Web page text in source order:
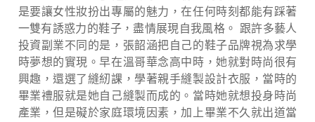
是要讓女性妝扮出專屬的魅力，在任何時刻都能有踩著
一雙有誘惑力的鞋子，盡情展現自我風格。 跟許多藝人
投資副業不同的是，張韶涵把自己的鞋子品牌視為求學
時夢想的實現。早在溫哥華念高中時，她就對時尚很有
興趣，還選了縫紉課，學著親手縫製設計衣服，當時的
畢業禮服就是她自己縫製而成的。當時她就想投身時尚
產業，但是礙於家庭環境因素，加上畢業不久就出道當